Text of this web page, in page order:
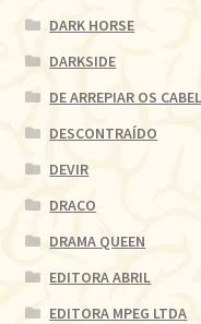
DARK HORSE
DARKSIDE
DE ARREPIAR OS
DESCONTRAÍDO
DEVIR
DRACO
DRAMA QUEEN
EDITORA ABRIL
EDITORA MPEG LTDA